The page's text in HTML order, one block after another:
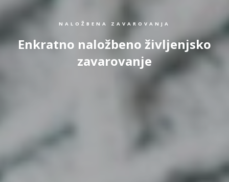
NALOŽBENA ZAVAROVANJA
Enkratno naložbeno življenjsko
zavarovanje